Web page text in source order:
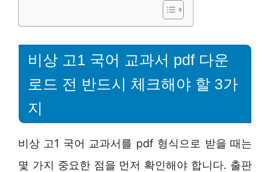
비상 고1 국어 교과서 pdf 다운
로드 전 반드시 체크해야 할 3가
지
비상 고1 국어 교과서를 pdf 형식으로 받을 때는
몇 가지 중요한 점을 먼저 확인해야 합니다. 출판